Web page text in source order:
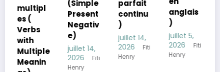
(Simple
Present
Negativ
e)
juillet 14,
2026
Henry
parfait
continu
)
juillet 14,
2026
Henry
anglais
juillet 5,
2026
Fiti
Henry
verbes
anglais
françai
s)
juin 29,